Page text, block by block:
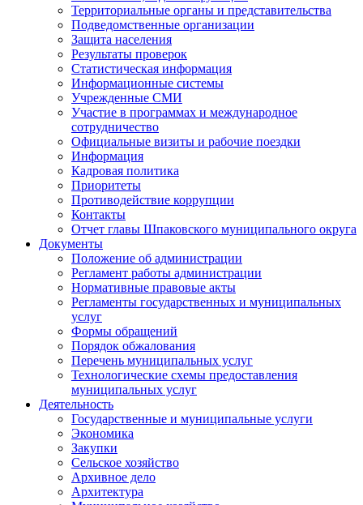
Территориальные органы и представительства
Подведомственные организации
Защита населения
Результаты проверок
Статистическая информация
Информационные системы
Учрежденные СМИ
Участие в программах и международное
сотрудничество
Официальные визиты и рабочие поездки
Информация
Кадровая политика
Приоритеты
Противодействие коррупции
Контакты
Отчет главы Шпаковского муниципального округа
Документы
Положение об администрации
Регламент работы администрации
Нормативные правовые акты
Регламенты государственных и муниципальных
услуг
Формы обращений
Порядок обжалования
Перечень муниципальных услуг
Технологические схемы предоставления
муниципальных услуг
Деятельность
Государственные и муниципальные услуги
Экономика
Закупки
Сельское хозяйство
Архивное дело
Архитектура